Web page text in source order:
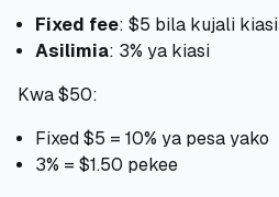
🧮Vikokotoo
📰Blogu
Fixed fee: $5 bila kujali kiasi
Asilimia: 3% ya kiasi
Kwa $50:
Fixed $5 = 10% ya pesa yako
3% = $1.50 pekee